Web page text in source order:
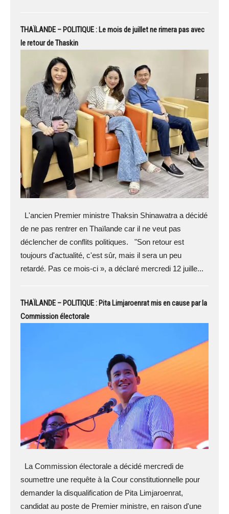
THAÏLANDE – POLITIQUE : Le mois de juillet ne rimera pas avec
le retour de Thaskin
L'ancien Premier ministre Thaksin Shinawatra a décidé
de ne pas rentrer en Thaïlande car il ne veut pas
déclencher de conflits politiques. "Son retour est
toujours d'actualité, c'est sûr, mais il sera un peu
retardé. Pas ce mois-ci », a déclaré mercredi 12 juille...
THAÏLANDE – POLITIQUE : Pita Limjaroenrat mis en cause par la
Commission électorale
La Commission électorale a décidé mercredi de
soumettre une requête à la Cour constitutionnelle pour
demander la disqualification de Pita Limjaroenrat,
candidat au poste de Premier ministre, en raison d'une